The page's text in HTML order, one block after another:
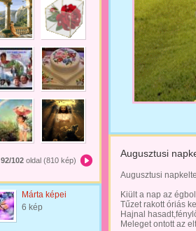
92/102 oldal (810 kép)
Márta képei
6 kép
Augusztusi
Augusztusi napkelte
Kiült a nap az
Tűzet rakott óriás
Hajnal
Meleget ontott az